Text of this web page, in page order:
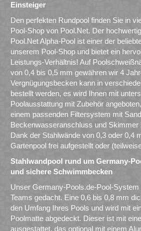
Einsteiger
Den perfekten Rundpool finden Sie in
Pool-Shop von Pool.Net. Der
Pool.Net Alpha-Pool ist einer der
unserem Pool-Shop und bietet ein
Leistungs-Verhältnis! Auf
von 0,4 bis 0,5 mm gewähren wir 4
Vergnügungsbecken kann in
bestellt werden, es wird Ihnen mit
Poolausstattung mit Zubehör
einem passenden Filtersystem mit
Beckenwasseranschluss und Skimmer
Dank der Stahlwände von 0,3 oder 0,4
Gartenpool frei aufgestellt oder
Stahlwandpool rund um Germany-
und sichere Schwimmbecken
Unser Germany-Pools.de-Pool-
Teams gedacht. Eine 0,6 bis 0,8 mm
den Umfang Ihres Pools und wird mit
Poolmatte abgedeckt. Dieser ist mit
ausgestattet, das optional mit einem